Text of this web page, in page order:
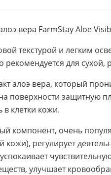
вера FarmStay Aloe
текстурой и легким
для сухой,
алоэ вера, который
на поверхности
в клетки кожи.
компонент, очень
кожи), регулирует
улучшает